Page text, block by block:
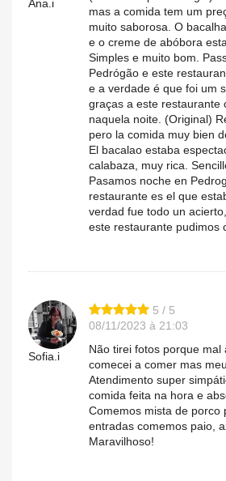
Ana.i
mas a comida tem um
muito saborosa. O
e o creme de abóbora
Simples e muito bom.
Pedrógão e este
e a verdade é que foi um
graças a este restaurante
naquela noite. (Original)
pero la comida muy bien
El bacalao estaba
calabaza, muy rica.
Pasamos noche en
restaurante es el que
verdad fue todo un
este restaurante pudimos
Sofia.i
5 / 5
08/11/2023 à 21:03
Não tirei fotos porque mal
comecei a comer mas
Atendimento super
comida feita na hora e
Comemos mista de porco
entradas comemos paio,
Maravilhoso!